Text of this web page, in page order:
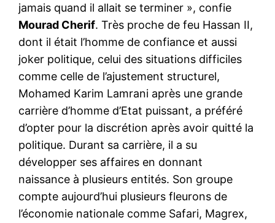
jamais quand il allait se terminer », confie
Mourad Cherif. Très proche de feu Hassan II,
dont il était l’homme de confiance et aussi
joker politique, celui des situations difficiles
comme celle de l’ajustement structurel,
Mohamed Karim Lamrani après une grande
carrière d’homme d’Etat puissant, a préféré
d’opter pour la discrétion après avoir quitté la
politique. Durant sa carrière, il a su
développer ses affaires en donnant
naissance à plusieurs entités. Son groupe
compte aujourd’hui plusieurs fleurons de
l’économie nationale comme Safari, Magrex,